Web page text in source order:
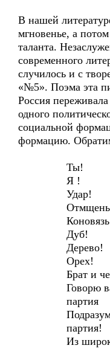
В нашей
мгновенье, а потом
таланта.
современного
случилось и с
«№5». Поэма эта
Россия
одного
социальной
формацию.
Ты!
Я !
Удар!
Дуб!
Дерево!
Орех!
Брат и
Говорю
партия
партия!
Из широких